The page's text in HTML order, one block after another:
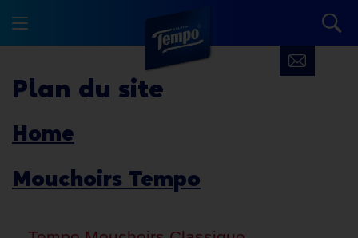
Plan du site
Home
Mouchoirs Tempo